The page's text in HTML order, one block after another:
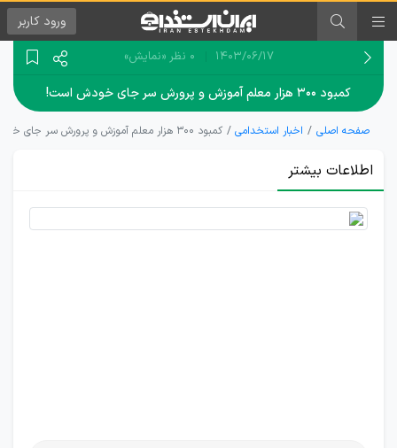
ورود کاربر
۱۴۰۳/۰۶/۱۷ 0 نظر «نمایش»
کمبود ۳۰۰ هزار معلم آموزش و پرورش سر جای خودش است!
صفحه اصلی اخبار استخدامی کمبود ۳۰۰ هزار معلم آموزش و پرورش سر جای خودش است!
اطلاعات بیشتر
کمبود